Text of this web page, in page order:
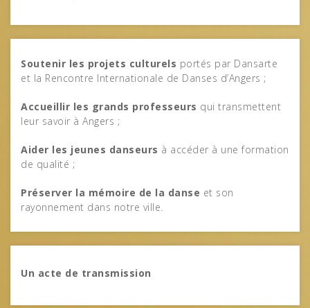
Soutenir les projets culturels portés par Dansarte
et la Rencontre Internationale de Danses d’Angers ;
Accueillir les grands professeurs qui transmettent
leur savoir à Angers ;
Aider les jeunes danseurs à accéder à une formation
de qualité ;
Préserver la mémoire de la danse et son
rayonnement dans notre ville.
Un acte de transmission